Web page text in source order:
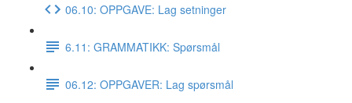
06.10: OPPGAVE: Lag setninger
6.11: GRAMMATIKK: Spørsmål
06.12: OPPGAVER: Lag spørsmål